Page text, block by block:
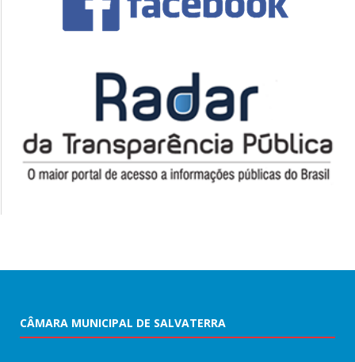
CÂMARA MUNICIPAL DE SALVATERRA